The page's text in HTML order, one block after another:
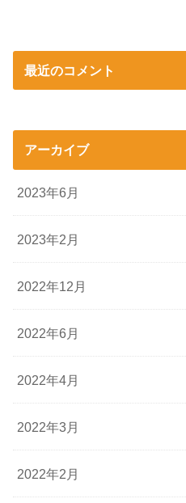
最近のコメント
アーカイブ
2023年6月
2023年2月
2022年12月
2022年6月
2022年4月
2022年3月
2022年2月